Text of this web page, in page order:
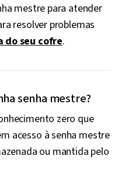
mestre para atender
resolver problemas
do seu cofre.
senha mestre?
zero que
acesso à senha mestre
ou mantida pelo